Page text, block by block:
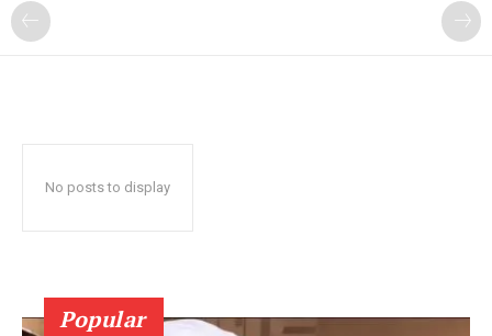
No posts to display
Popular